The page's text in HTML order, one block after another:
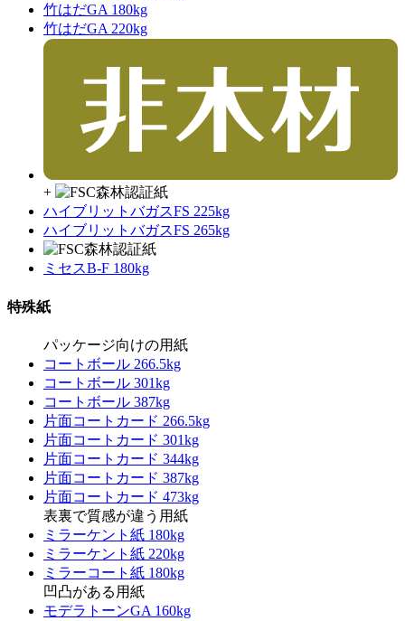
竹はだGA 180kg
竹はだGA 220kg
+
ハイブリットバガスFS 225kg
ハイブリットバガスFS 265kg
ミセスB-F 180kg
特殊紙
パッケージ向けの用紙
コートボール 266.5kg
コートボール 301kg
コートボール 387kg
片面コートカード 266.5kg
片面コートカード 301kg
片面コートカード 344kg
片面コートカード 387kg
片面コートカード 473kg
表裏で質感が違う用紙
ミラーケント紙 180kg
ミラーケント紙 220kg
ミラーコート紙 180kg
凹凸がある用紙
モデラトーンGA 160kg